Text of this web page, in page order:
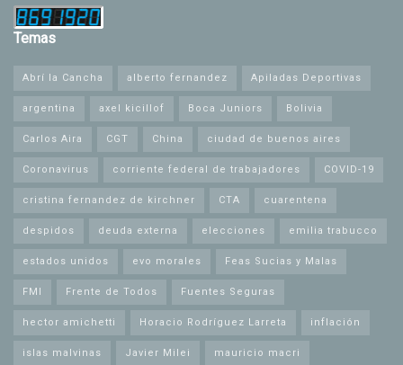
Temas
Abrí la Cancha alberto fernandez Apiladas Deportivas
argentina axel kicillof Boca Juniors Bolivia
Carlos Aira CGT China ciudad de buenos aires
Coronavirus corriente federal de trabajadores COVID-19
cristina fernandez de kirchner CTA cuarentena
despidos deuda externa elecciones emilia trabucco
estados unidos evo morales Feas Sucias y Malas
FMI Frente de Todos Fuentes Seguras
hector amichetti Horacio Rodríguez Larreta inflación
islas malvinas Javier Milei mauricio macri